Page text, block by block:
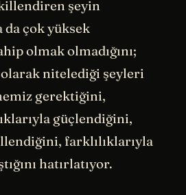
şeyin
çok yüksek
olmak olmadığını;
nitelediği şeyleri
gerektiğini,
güçlendiğini,
farklılıklarıyla
hatırlatıyor.